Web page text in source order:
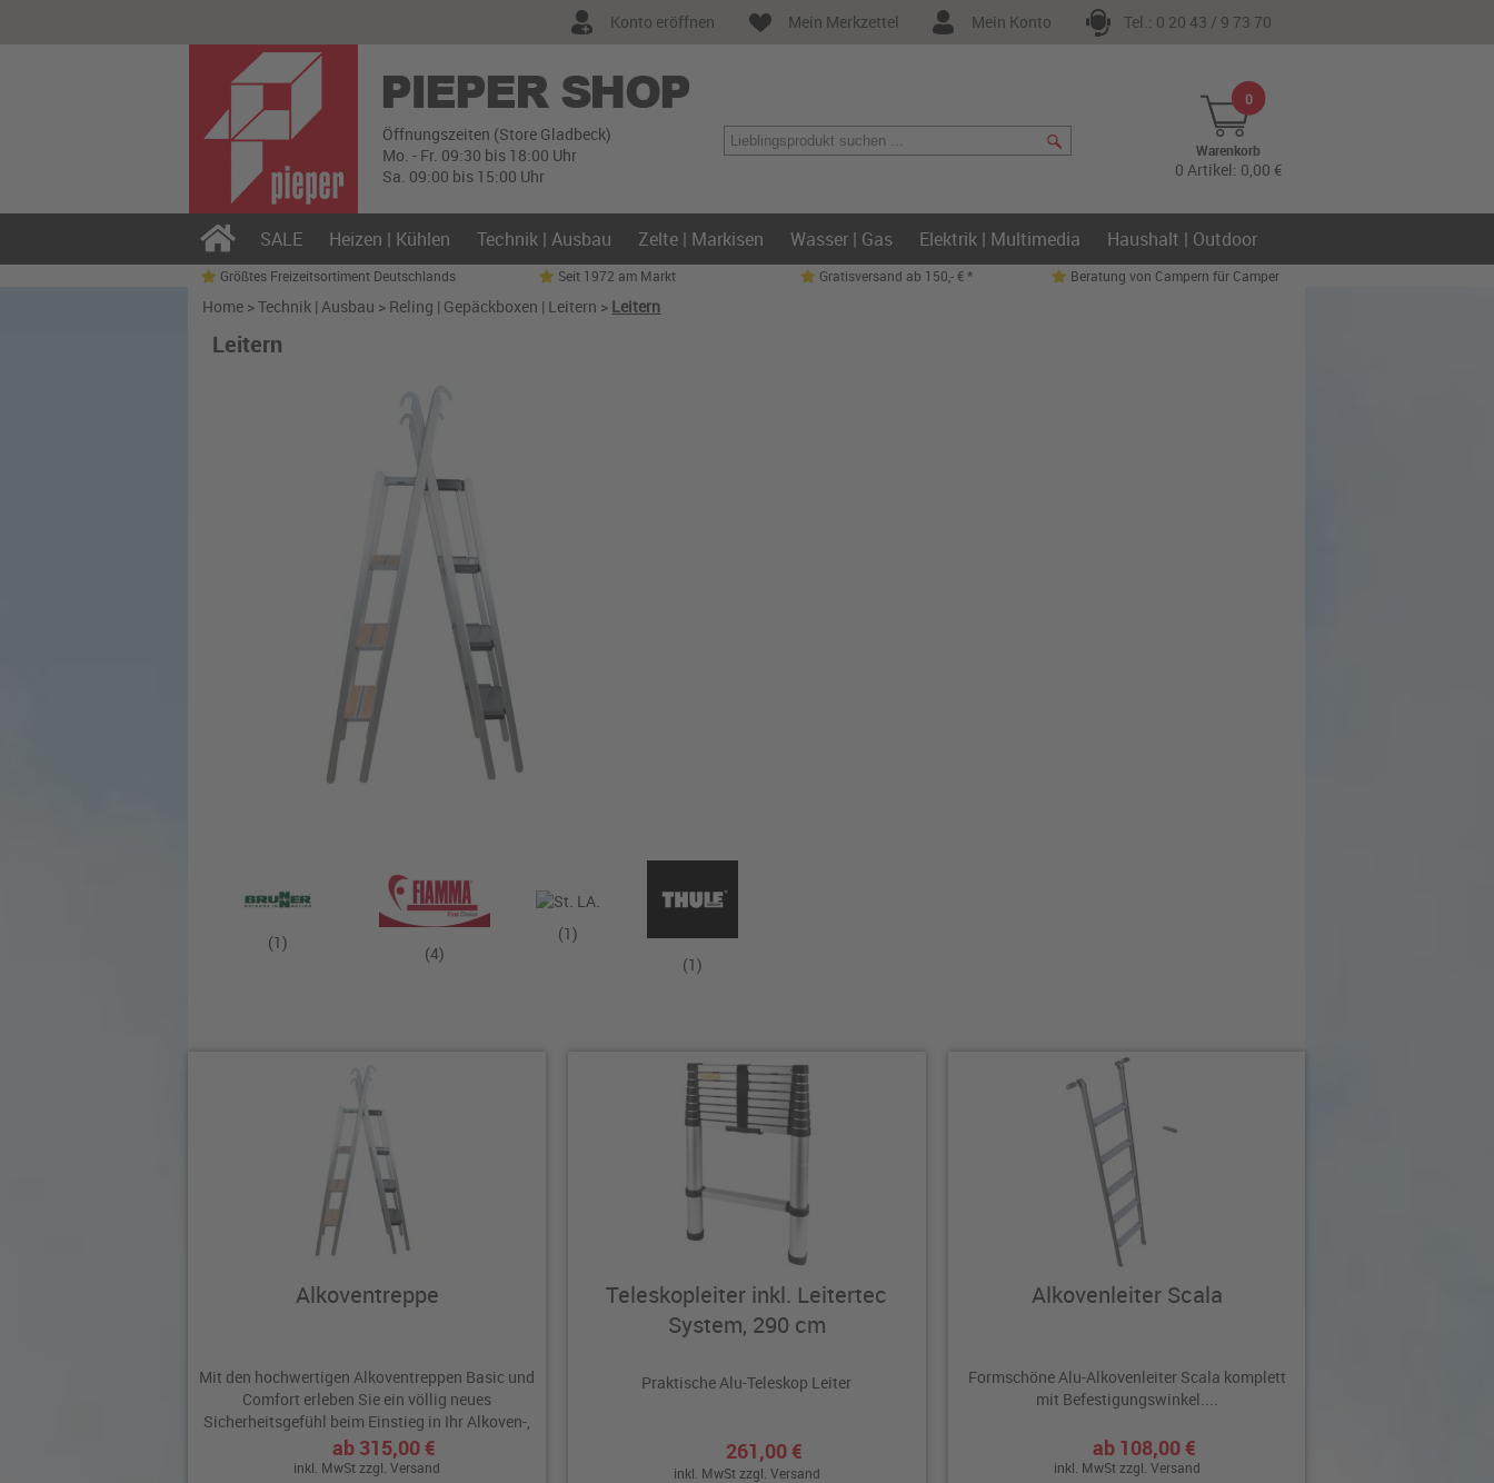
Tel.: 0 20 43 / 9 73 70
Mein Konto
Mein Merkzettel
Konto eröffnen
Öffnungszeiten (Store Gladbeck)
Mo. - Fr. 09:30 bis 18:00 Uhr
Sa. 09:00 bis 15:00 Uhr
0
Warenkorb
0 Artikel: 0,00 €
SALE Heizen | Kühlen Technik | Ausbau Zelte | Markisen Wasser | Gas Elektrik | Multimedia Haushalt | Outdoor
Größtes Freizeitsortiment Deutschlands Seit 1972 am Markt Gratisversand ab 150,- € * Beratung von Campern für Camper
Home >Technik | Ausbau > Reling | Gepäckboxen | Leitern > Leitern
Leitern
(1)
(4)
(1)
(1)
Alkoventreppe
Mit den hochwertigen Alkoventreppen Basic und
Comfort erleben Sie ein völlig neues
Sicherheitsgefühl beim Einstieg in Ihr Alkoven-,
Hub- oder...
ab 315,00 €
inkl. MwSt zzgl.Versand
Teleskopleiter inkl. Leitertec
System, 290 cm
Praktische Alu-Teleskop Leiter
261,00 €
inkl. MwSt zzgl. Versand
Alkovenleiter Scala
Formschöne Alu-Alkovenleiter Scala komplett
mit Befestigungswinkel....
ab 108,00 €
inkl. MwSt zzgl. Versand